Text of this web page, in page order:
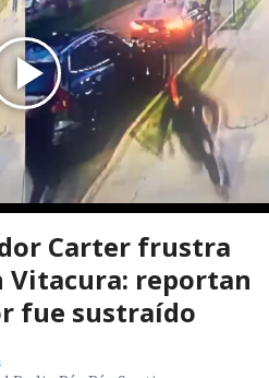
Carter frustra
Vitacura: reportan
fue sustraído